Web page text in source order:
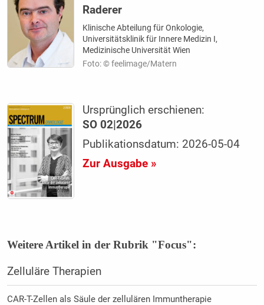
Raderer
Klinische Abteilung für Onkologie,
Universitätsklinik für Innere Medizin I,
Medizinische Universität Wien
Foto: © feelimage/Matern
Ursprünglich erschienen:
SO 02|2026
Publikationsdatum: 2026-05-04
Zur Ausgabe »
Weitere Artikel in der Rubrik "Focus":
Zelluläre Therapien
CAR-T-Zellen als Säule der zellulären Immuntherapie